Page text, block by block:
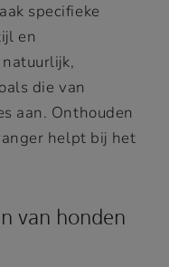
specifieke
en
die van
aan. Onthouden
helpt bij het
van honden